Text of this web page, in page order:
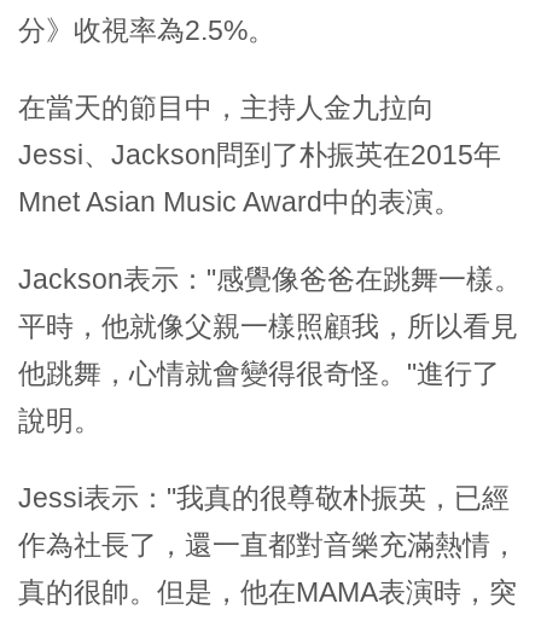
分》收視率為2.5%。
在當天的節目中，主持人金九拉向
Jessi、Jackson問到了朴振英在2015年
Mnet Asian Music Award中的表演。
Jackson表示："感覺像爸爸在跳舞一樣。
平時，他就像父親一樣照顧我，所以看見
他跳舞，心情就會變得很奇怪。"進行了
說明。
Jessi表示："我真的很尊敬朴振英，已經
作為社長了，還一直都對音樂充滿熱情，
真的很帥。但是，他在MAMA表演時，突